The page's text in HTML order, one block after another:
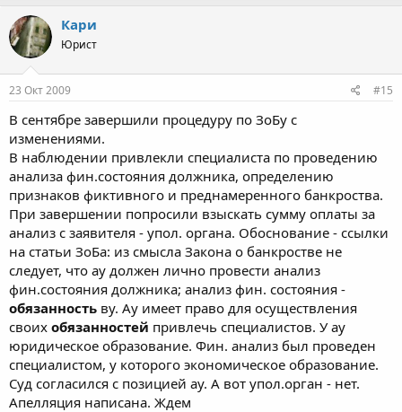
Кари
Юрист
23 Окт 2009 #15
В сентябре завершили процедуру по ЗоБу с
изменениями.
В наблюдении привлекли специалиста по проведению
анализа фин.состояния должника, определению
признаков фиктивного и преднамеренного банкроства.
При завершении попросили взыскать сумму оплаты за
анализ с заявителя - упол. органа. Обоснование - ссылки
на статьи ЗоБа: из смысла Закона о банкростве не
следует, что ау должен лично провести анализ
фин.состояния должника; анализ фин. состояния -
обязанность ву. Ау имеет право для осуществления
своих обязанностей привлечь специалистов. У ау
юридическое образование. Фин. анализ был проведен
специалистом, у которого экономическое образование.
Суд согласился с позицией ау. А вот упол.орган - нет.
Апелляция написана. Ждем